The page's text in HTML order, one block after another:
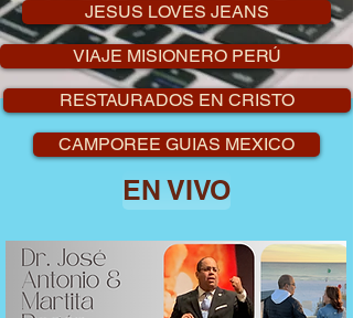
JESUS LOVES JEANS
VIAJE MISIONERO PERÚ
RESTAURADOS EN CRISTO
CAMPOREE GUIAS MEXICO
EN VIVO